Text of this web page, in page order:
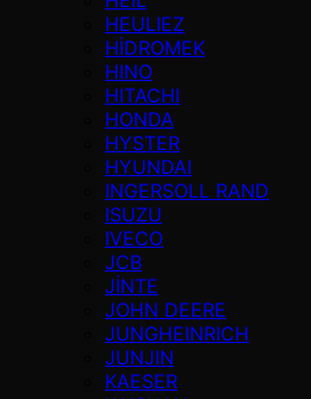
HEULIEZ
HİDROMEK
HINO
HITACHI
HONDA
HYSTER
HYUNDAI
INGERSOLL RAND
ISUZU
IVECO
JCB
JİNTE
JOHN DEERE
JUNGHEINRICH
JUNJIN
KAESER